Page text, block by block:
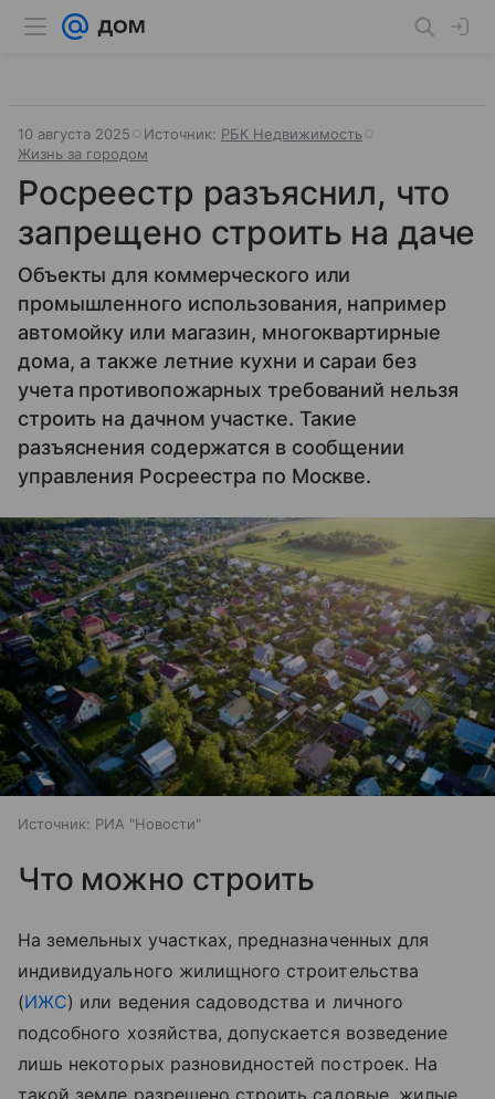
10 августа 2025 Источник: РБК Недвижимость
Жизнь за городом
Росреестр разъяснил, что
запрещено строить на даче
Объекты для коммерческого или
промышленного использования, например
автомойку или магазин, многоквартирные
дома, а также летние кухни и сараи без
учета противопожарных требований нельзя
строить на дачном участке. Такие
разъяснения содержатся в сообщении
управления Росреестра по Москве.
Источник: РИА "Новости"
Что можно строить
На земельных участках, предназначенных для
индивидуального жилищного строительства
(ИЖС) или ведения садоводства и личного
подсобного хозяйства, допускается возведение
лишь некоторых разновидностей построек. На